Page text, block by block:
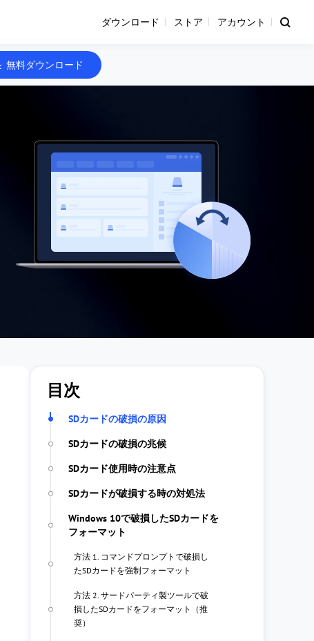
ダウンロード ストア アカウント
無料ダウンロード
目次
SDカードの破損の原因
SDカードの破損の兆候
SDカード使用時の注意点
SDカードが破損する時の対処法
Windows 10で破損したSDカードを
フォーマット
方法 1. コマンドプロンプトで破損し
たSDカードを強制フォーマット
方法 2. サードパーティ製ツールで破
損したSDカードをフォーマット（推
奨）